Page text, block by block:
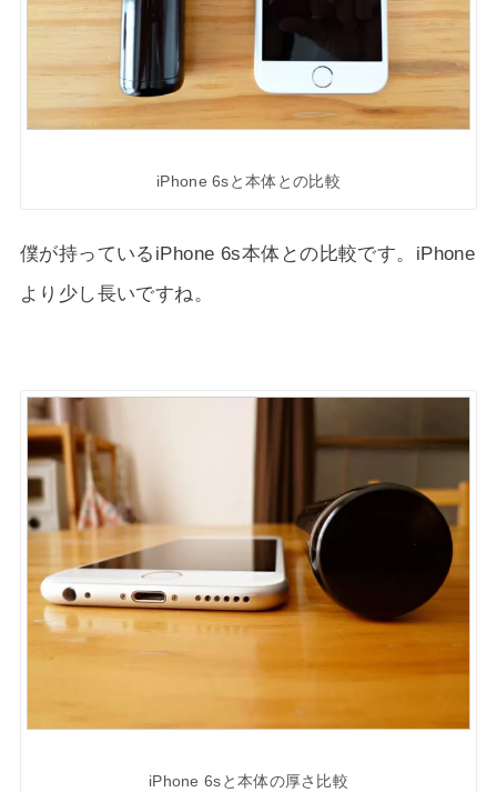
iPhone 6sと本体との比較
僕が持っているiPhone 6s本体との比較です。iPhone
より少し長いですね。
iPhone 6sと本体の厚さ比較